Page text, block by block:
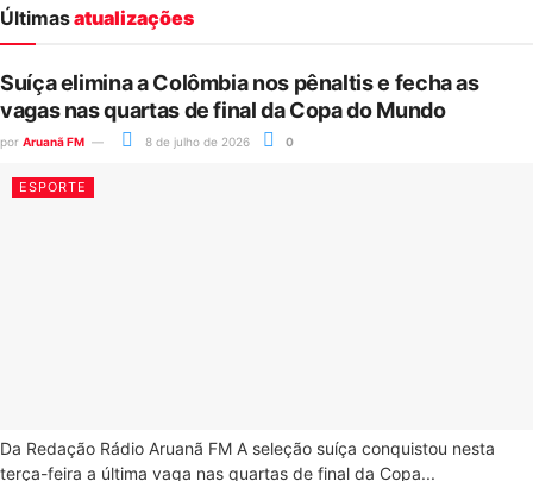
Últimasatualizações
Suíça elimina a Colômbia nos pênaltis e fecha as
vagas nas quartas de final da Copa do Mundo
por Aruanã FM 8 de julho de 2026 0
ESPORTE
Da Redação Rádio Aruanã FM A seleção suíça conquistou nesta
terça-feira a última vaga nas quartas de final da Copa...